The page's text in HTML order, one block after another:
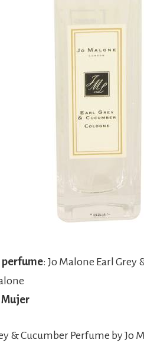
perfume: Jo Malone Earl Grey
Mujer
& Cucumber Perfume by Jo